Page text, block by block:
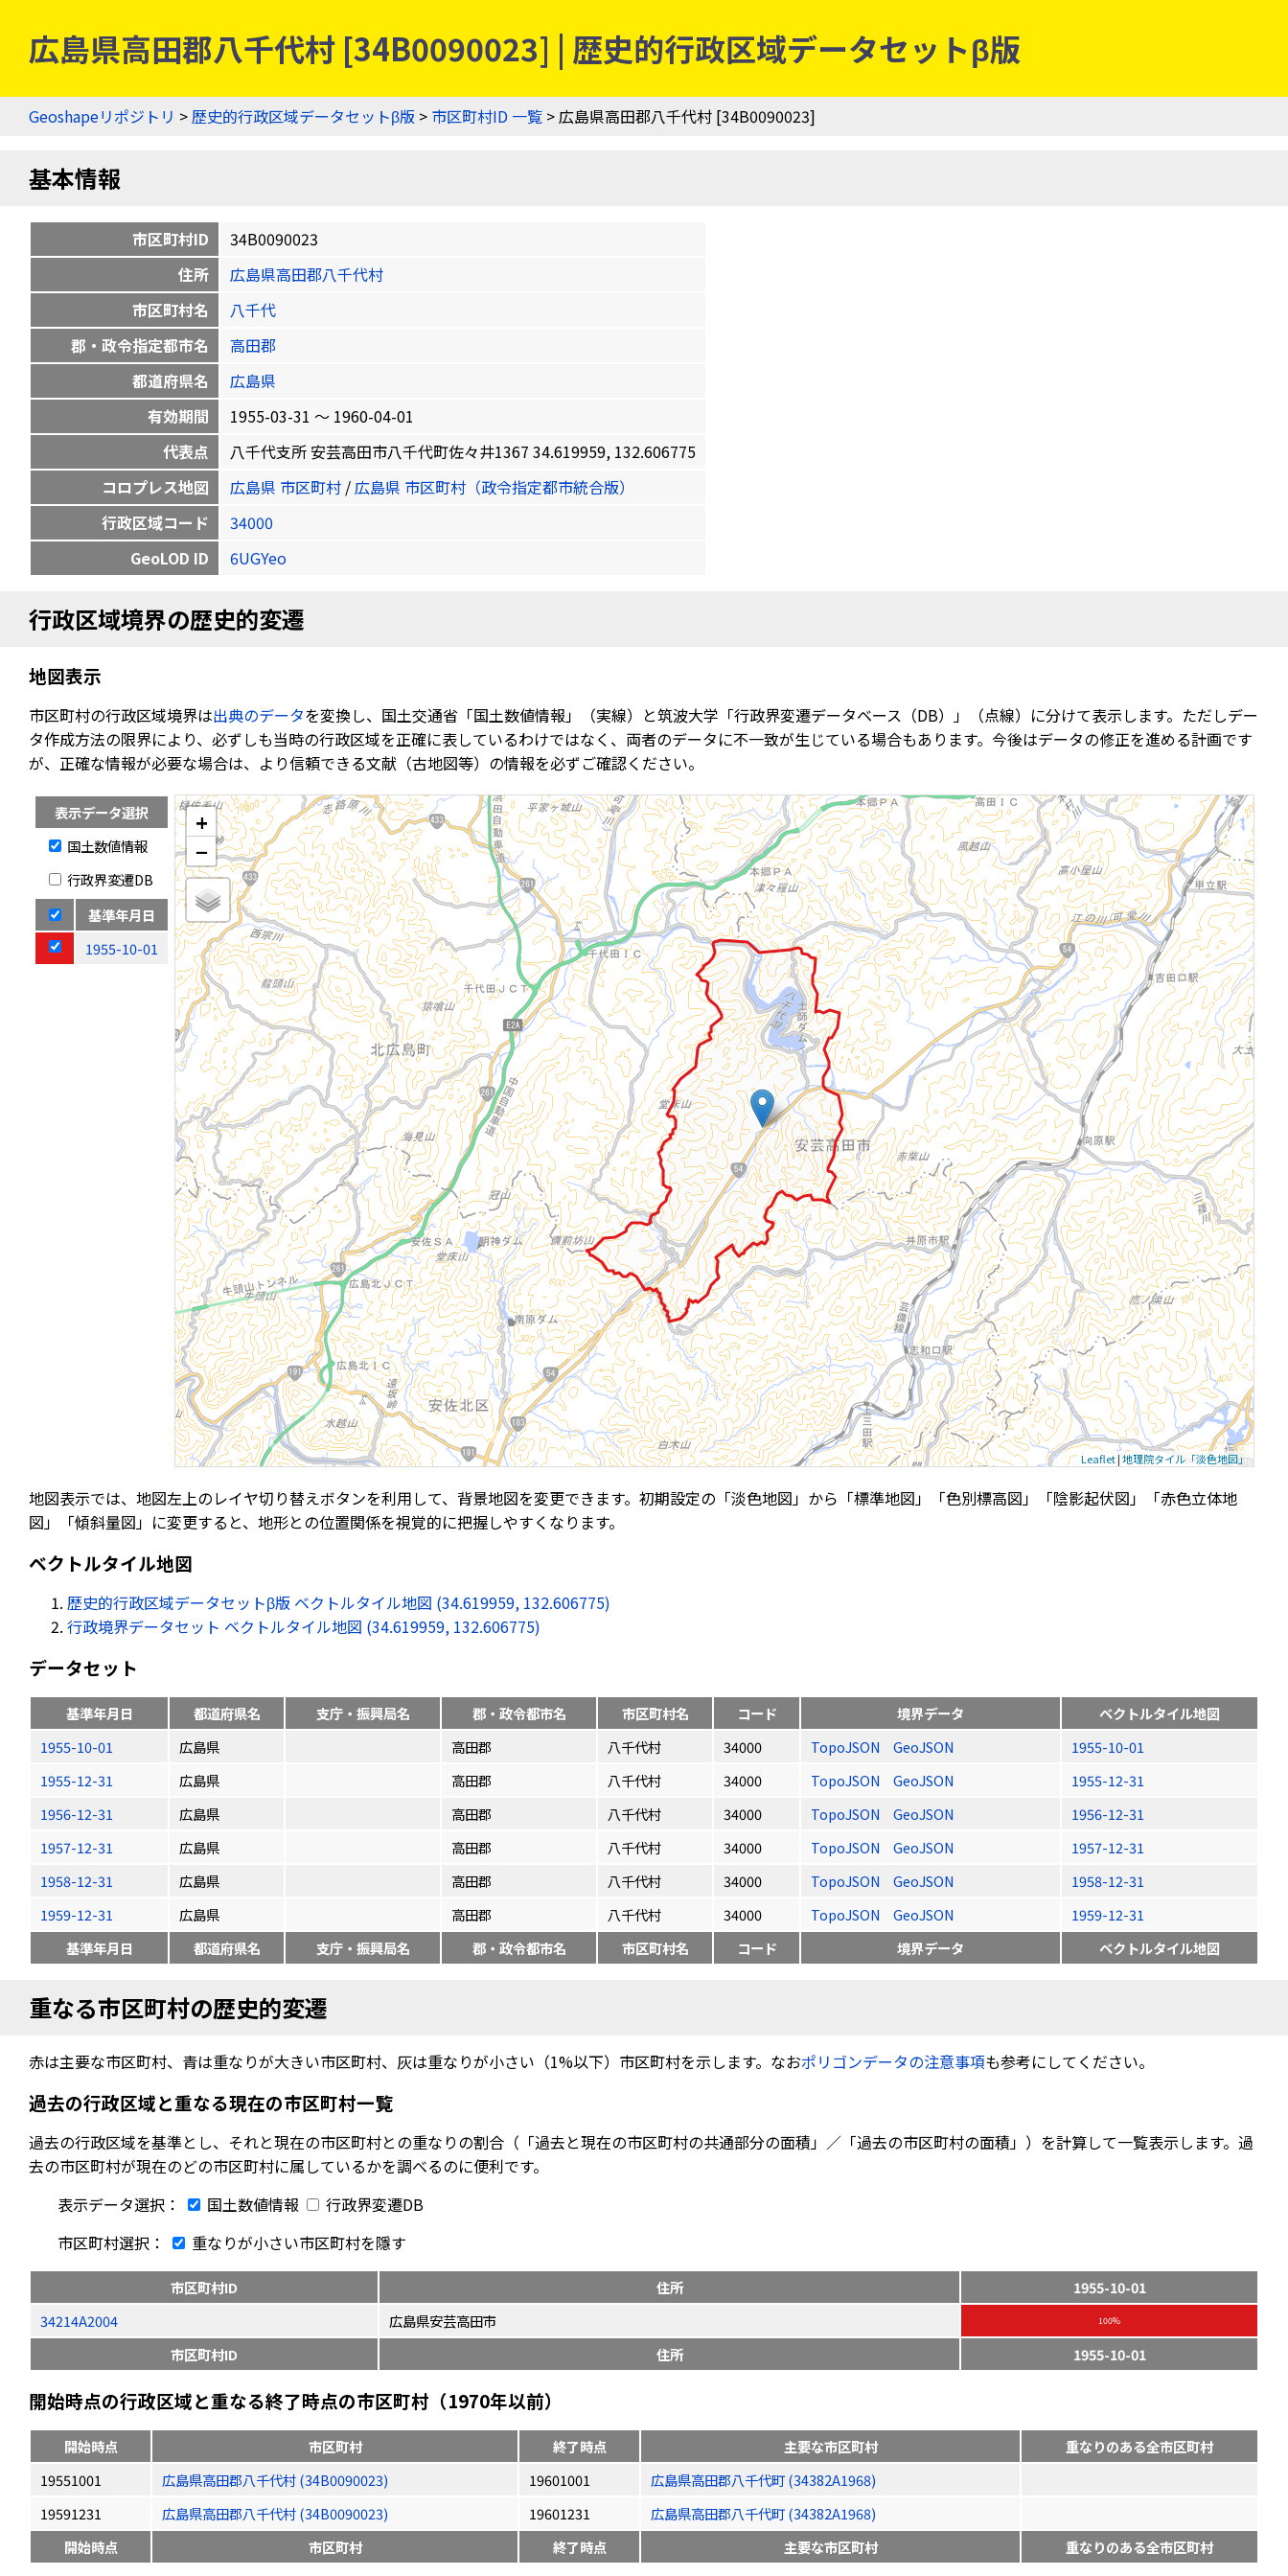
広島県高田郡八千代村 [34B0090023] | 歴史的行政区域データセットβ版
Geoshapeリポジトリ >歴史的行政区域データセットβ版 > 市区町村ID 一覧 > 広島県高田郡八千代村 [34B0090023]
基本情報
市区町村ID
34B0090023
住所
広島県高田郡八千代村
市区町村名
八千代
郡・政令指定都市名
高田郡
都道府県名
広島県
有効期間
1955-03-31 〜 1960-04-01
代表点
八千代支所 安芸高田市八千代町佐々井1367 34.619959, 132.606775
コロプレス地図
広島県 市区町村 /広島県 市区町村（政令指定都市統合版）
行政区域コード
34000
GeoLOD ID
6UGYeo
行政区域境界の歴史的変遷
地図表示
市区町村の行政区域境界は出典のデータを変換し、国土交通省「国土数値情報」（実線）と筑波大学「行政界変遷データベース（DB）」（点線）に分けて表示します。ただしデー
タ作成方法の限界により、必ずしも当時の行政区域を正確に表しているわけではなく、両者のデータに不一致が生じている場合もあります。今後はデータの修正を進める計画です
が、正確な情報が必要な場合は、より信頼できる文献（古地図等）の情報を必ずご確認ください。
表示データ選択
国土数値情報
行政界変遷DB
基準年月日
1955-10-01
+
−
Leaflet|地理院タイル「淡色地図」
地図表示では、地図左上のレイヤ切り替えボタンを利用して、背景地図を変更できます。初期設定の「淡色地図」から「標準地図」「色別標高図」「陰影起伏図」「赤色立体地
図」「傾斜量図」に変更すると、地形との位置関係を視覚的に把握しやすくなります。
ベクトルタイル地図
歴史的行政区域データセットβ版 ベクトルタイル地図 (34.619959, 132.606775)
行政境界データセット ベクトルタイル地図 (34.619959, 132.606775)
データセット
基準年月日 都道府県名 支庁・振興局名 郡・政令都市名 市区町村名 コード 境界データ
ベクトルタイル地図
1955-10-01
広島県 高田郡 八千代村 34000 TopoJSON GeoJSON
1955-10-01
1955-12-31
広島県 高田郡 八千代村 34000 TopoJSON GeoJSON
1955-12-31
1956-12-31
広島県 高田郡 八千代村 34000 TopoJSON GeoJSON
1956-12-31
1957-12-31
広島県 高田郡 八千代村 34000 TopoJSON GeoJSON
1957-12-31
1958-12-31
広島県 高田郡 八千代村 34000 TopoJSON GeoJSON
1958-12-31
1959-12-31
広島県 高田郡 八千代村 34000 TopoJSON GeoJSON
1959-12-31
基準年月日
都道府県名 支庁・振興局名 郡・政令都市名 市区町村名 コード 境界データ ベクトルタイル地図
重なる市区町村の歴史的変遷
赤は主要な市区町村、青は重なりが大きい市区町村、灰は重なりが小さい（1%以下）市区町村を示します。なおポリゴンデータの注意事項も参考にしてください。
過去の行政区域と重なる現在の市区町村一覧
過去の行政区域を基準とし、それと現在の市区町村との重なりの割合（「過去と現在の市区町村の共通部分の面積」／「過去の市区町村の面積」）を計算して一覧表示します。過
去の市区町村が現在のどの市区町村に属しているかを調べるのに便利です。
表示データ選択：
国土数値情報
行政界変遷DB
市区町村選択：
重なりが小さい市区町村を隱す
市区町村ID 住所
1955-10-01
34214A2004
広島県安芸高田市 100%
市区町村ID 住所 1955-10-01
開始時点の行政区域と重なる終了時点の市区町村（1970年以前）
開始時点 市区町村 終了時点 主要な市区町村
重なりのある全市区町村
19551001
広島県高田郡八千代村 (34B0090023) 19601001
広島県高田郡八千代町 (34382A1968)
19591231
広島県高田郡八千代村 (34B0090023) 19601231
広島県高田郡八千代町 (34382A1968)
開始時点
市区町村 終了時点 主要な市区町村 重なりのある全市区町村